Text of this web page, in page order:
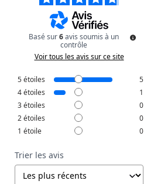
Basé sur6avis soumis à un
contrôle
Voir tous les avis sur ce site
5étoiles
5
4étoiles
1
3étoiles
0
2étoiles
0
1 étoile 0
Trier les avis